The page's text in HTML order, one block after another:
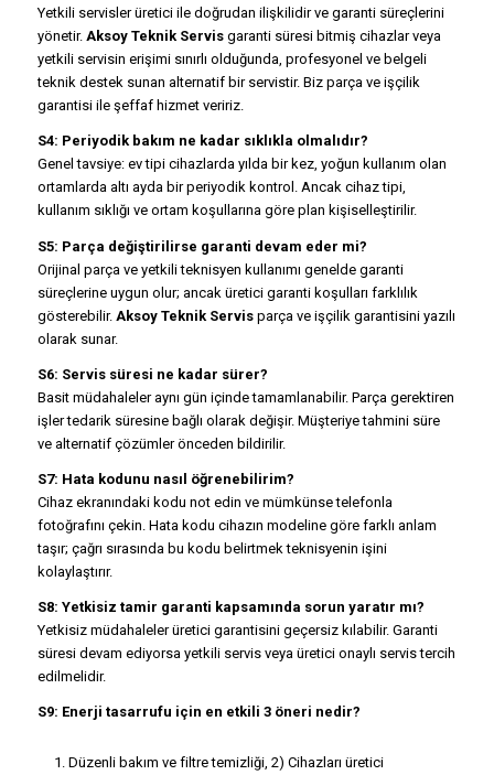
Yetkili servisler üretici ile doğrudan ilişkilidir ve garanti süreçlerini
yönetir. Aksoy Teknik Servisgaranti süresi bitmiş cihazlar veya
yetkili servisin erişimi sınırlı olduğunda, profesyonel ve belgeli
teknik destek sunan alternatif bir servistir. Biz parça ve işçilik
garantisi ile şeffaf hizmet veririz.
S4: Periyodik bakım ne kadar sıklıkla olmalıdır?
Genel tavsiye: ev tipi cihazlarda yılda bir kez, yoğun kullanım olan
ortamlarda altı ayda bir periyodik kontrol. Ancak cihaz tipi,
kullanım sıklığı ve ortam koşullarına göre plan kişiselleştirilir.
S5: Parça değiştirilirse garanti devam eder mi?
Orijinal parça ve yetkili teknisyen kullanımı genelde garanti
süreçlerine uygun olur; ancak üretici garanti koşulları farklılık
gösterebilir. Aksoy Teknik Servisparça ve işçilik garantisini yazılı
olarak sunar.
S6: Servis süresi ne kadar sürer?
Basit müdahaleler aynı gün içinde tamamlanabilir. Parça gerektiren
işler tedarik süresine bağlı olarak değişir. Müşteriye tahmini süre
ve alternatif çözümler önceden bildirilir.
S7: Hata kodunu nasıl öğrenebilirim?
Cihaz ekranındaki kodu not edin ve mümkünse telefonla
fotoğrafını çekin. Hata kodu cihazın modeline göre farklı anlam
taşır; çağrı sırasında bu kodu belirtmek teknisyenin işini
kolaylaştırır.
S8: Yetkisiz tamir garanti kapsamında sorun yaratır mı?
Yetkisiz müdahaleler üretici garantisini geçersiz kılabilir. Garanti
süresi devam ediyorsa yetkili servis veya üretici onaylı servis tercih
edilmelidir.
S9: Enerji tasarrufu için en etkili 3 öneri nedir?
Düzenli bakım ve filtre temizliği, 2) Cihazları üretici